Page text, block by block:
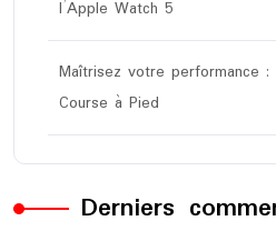
l’Apple Watch 5
Maîtrisez votre performance
Course à Pied
Derniers